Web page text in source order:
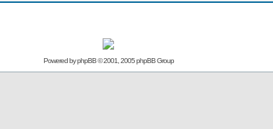
Powered byphpBB© 2001, 2005 phpBB Group